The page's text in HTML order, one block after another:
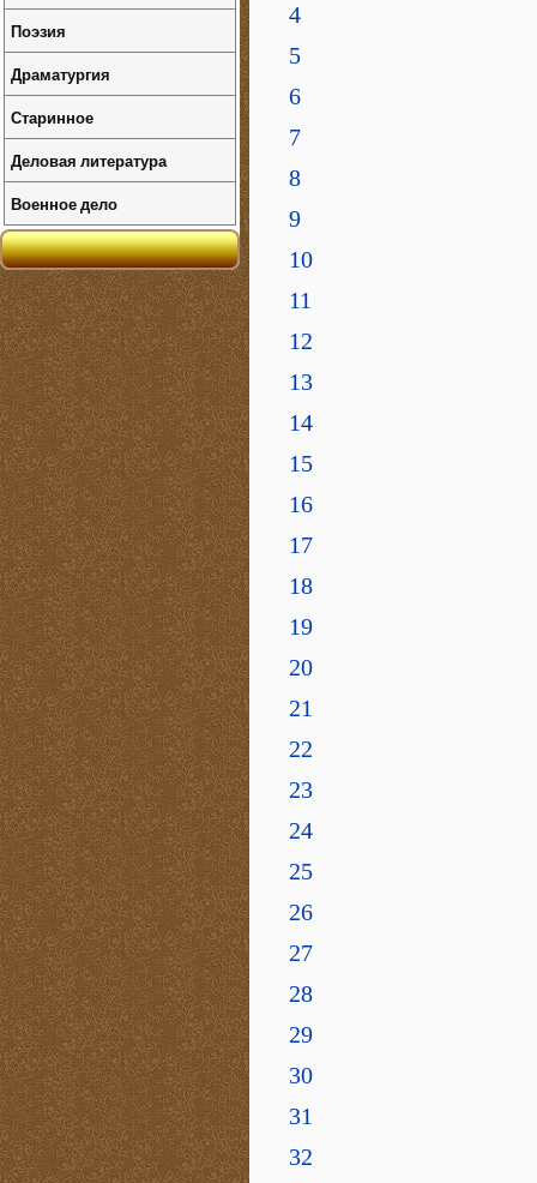
4
5
6
7
8
9
10
11
12
13
14
15
16
17
18
19
20
21
22
23
24
25
26
27
28
29
30
31
32
Поэзия
Драматургия
Старинное
Деловая литература
Военное дело